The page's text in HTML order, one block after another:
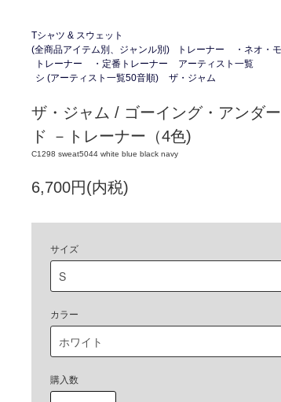
Tシャツ & スウェット
(全商品アイテム別、ジャンル別)
トレーナー
・ネオ・
トレーナー
・定番トレーナー
アーティスト一覧
シ (アーティスト一覧50音順)
ザ・ジャム
ザ・ジャム / ゴーイング・アンダ
ド －トレーナー（4色)
C1298 sweat5044 white blue black navy
6,700円(内税)
サイズ
カラー
購入数